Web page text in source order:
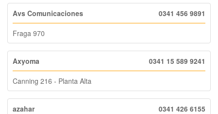
Avs Comunicaciones 0341 456 9891
Fraga 970
Axyoma 0341 15 589 9241
Canning 216 - Planta Alta
azahar 0341 426 6155